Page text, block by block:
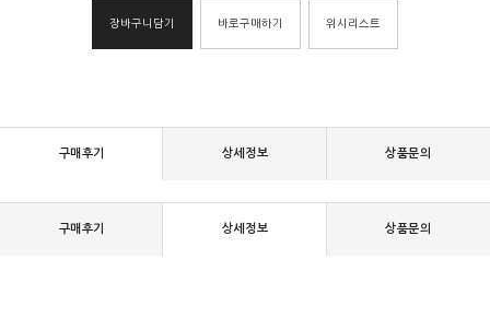
장바구니담기 바로구매하기 위시리스트
구매후기 상세정보 상품문의
구매후기 상세정보 상품문의